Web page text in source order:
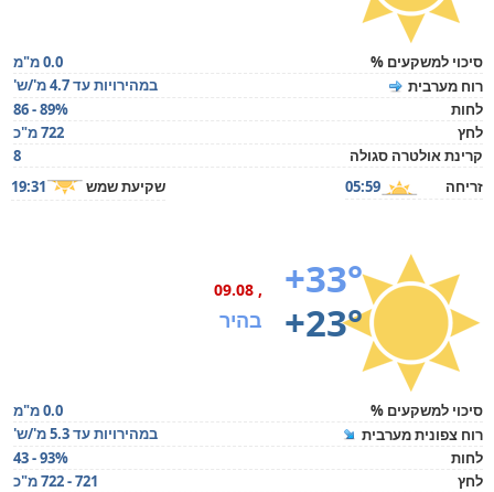
סיכוי למשקעים %
0.0 מ"מ
רוח מערבית
במהירויות עד 4.7 מ'/ש'
לחות
86 - 89%
לחץ
722 מ"כ
קרינת אולטרה סגולה
8
זריחה
05:59 שקיעת שמש 19:31
+33°
+23°
, 09.08
בהיר
סיכוי למשקעים %
0.0 מ"מ
רוח צפונית מערבית
במהירויות עד 5.3 מ'/ש'
לחות
43 - 93%
לחץ
721 - 722 מ"כ